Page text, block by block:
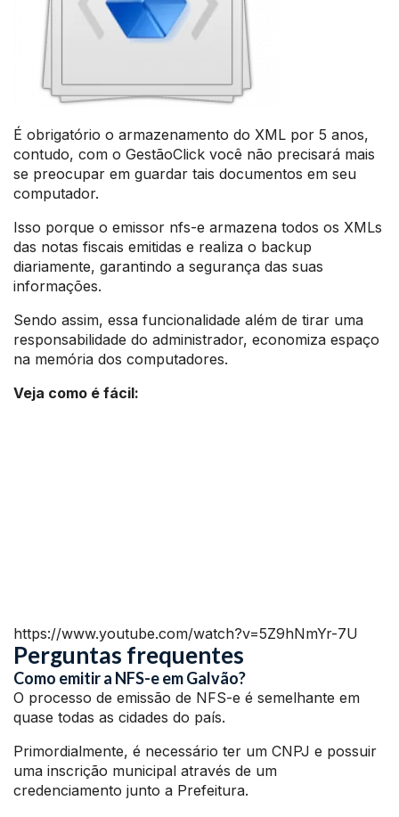
É obrigatório o armazenamento do XML por 5 anos,
contudo, com o GestãoClick você não precisará mais
se preocupar em guardar tais documentos em seu
computador.
Isso porque o emissor nfs-e armazena todos os XMLs
das notas fiscais emitidas e realiza o backup
diariamente, garantindo a segurança das suas
informações.
Sendo assim, essa funcionalidade além de tirar uma
responsabilidade do administrador, economiza espaço
na memória dos computadores.
Veja como é fácil:
https://www.youtube.com/watch?v=5Z9hNmYr-7U
Perguntas frequentes
Como emitir a NFS-e em Galvão?
O processo de emissão de NFS-e é semelhante em
quase todas as cidades do país.
Primordialmente, é necessário ter um CNPJ e possuir
uma inscrição municipal através de um
credenciamento junto a Prefeitura.